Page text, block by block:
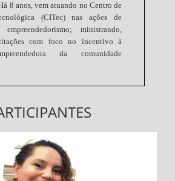
8 anos, vem atuando no Centro de
(CITec) nas ações de
ministrando,
com foco no incentivo à
da comunidade
Sabrina Costa
O EMPREENDEDORISMO COMO
DE TRANSFORMAÇÃO PESSOAL